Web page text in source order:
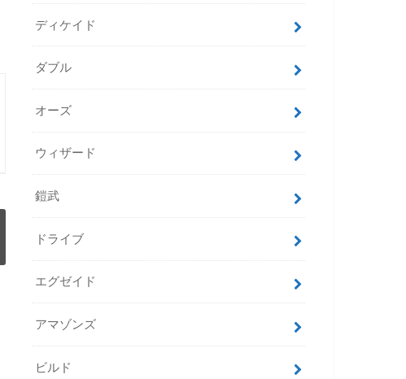
ディケイド
ダブル
オーズ
ウィザード
鎧武
ドライブ
エグゼイド
アマゾンズ
ビルド